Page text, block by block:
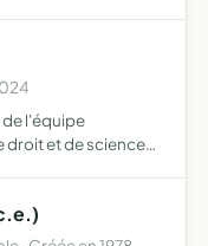
l'équipe
droit et de science